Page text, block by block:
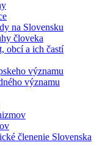
na Slovensku
človeka
obcí a ich častí
významu
významu
členenie Slovenska